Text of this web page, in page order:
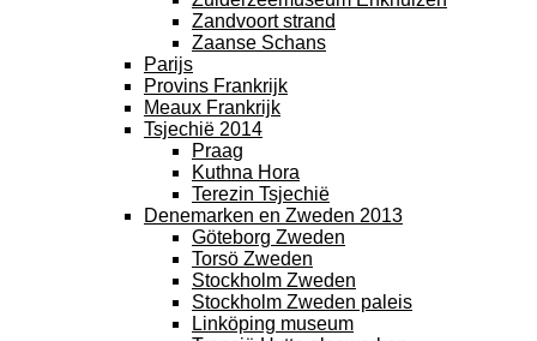
Zandvoort strand
Zaanse Schans
Parijs
Provins Frankrijk
Meaux Frankrijk
Tsjechië 2014
Praag
Kuthna Hora
Terezin Tsjechië
Denemarken en Zweden 2013
Göteborg Zweden
Torsö Zweden
Stockholm Zweden
Stockholm Zweden paleis
Linköping museum